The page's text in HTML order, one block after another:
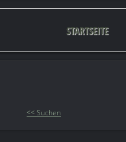
STARTSEITE
<< Suchen